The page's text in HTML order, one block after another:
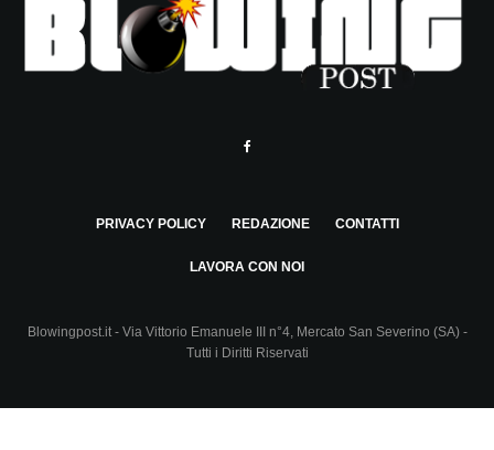
PRIVACY POLICY REDAZIONE CONTATTI
LAVORA CON NOI
Blowingpost.it - Via Vittorio Emanuele III n°4, Mercato San Severino (SA) -
Tutti i Diritti Riservati